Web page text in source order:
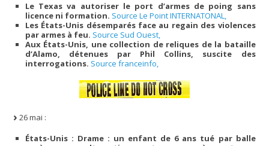
Le Texas va autoriser le port d’armes de poing sans
licence ni formation. Source Le Point INTERNATONAL,
Les États-Unis désemparés face au regain des violences
par armes à feu. Source Sud Ouest,
Aux États-Unis, une collection de reliques de la bataille
d’Alamo, détenues par Phil Collins, suscite des
interrogations. Source franceinfo,
26 mai :
États-Unis : Drame : un enfant de 6 ans tué par balle